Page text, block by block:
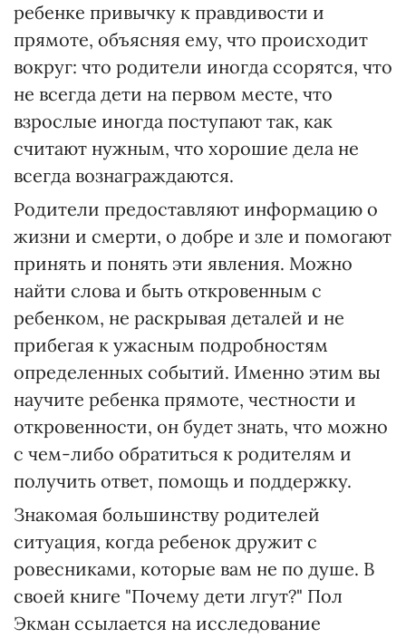
ребенке привычку к правдивости и
прямоте, объясняя ему, что происходит
вокруг: что родители иногда ссорятся, что
не всегда дети на первом месте, что
взрослые иногда поступают так, как
считают нужным, что хорошие дела не
всегда вознаграждаются.
Родители предоставляют информацию о
жизни и смерти, о добре и зле и помогают
принять и понять эти явления. Можно
найти слова и быть откровенным с
ребенком, не раскрывая деталей и не
прибегая к ужасным подробностям
определенных событий. Именно этим вы
научите ребенка прямоте, честности и
откровенности, он будет знать, что можно
с чем-либо обратиться к родителям и
получить ответ, помощь и поддержку.
Знакомая большинству родителей
ситуация, когда ребенок дружит с
ровесниками, которые вам не по душе. В
своей книге "Почему дети лгут?" Пол
Экман ссылается на исследование